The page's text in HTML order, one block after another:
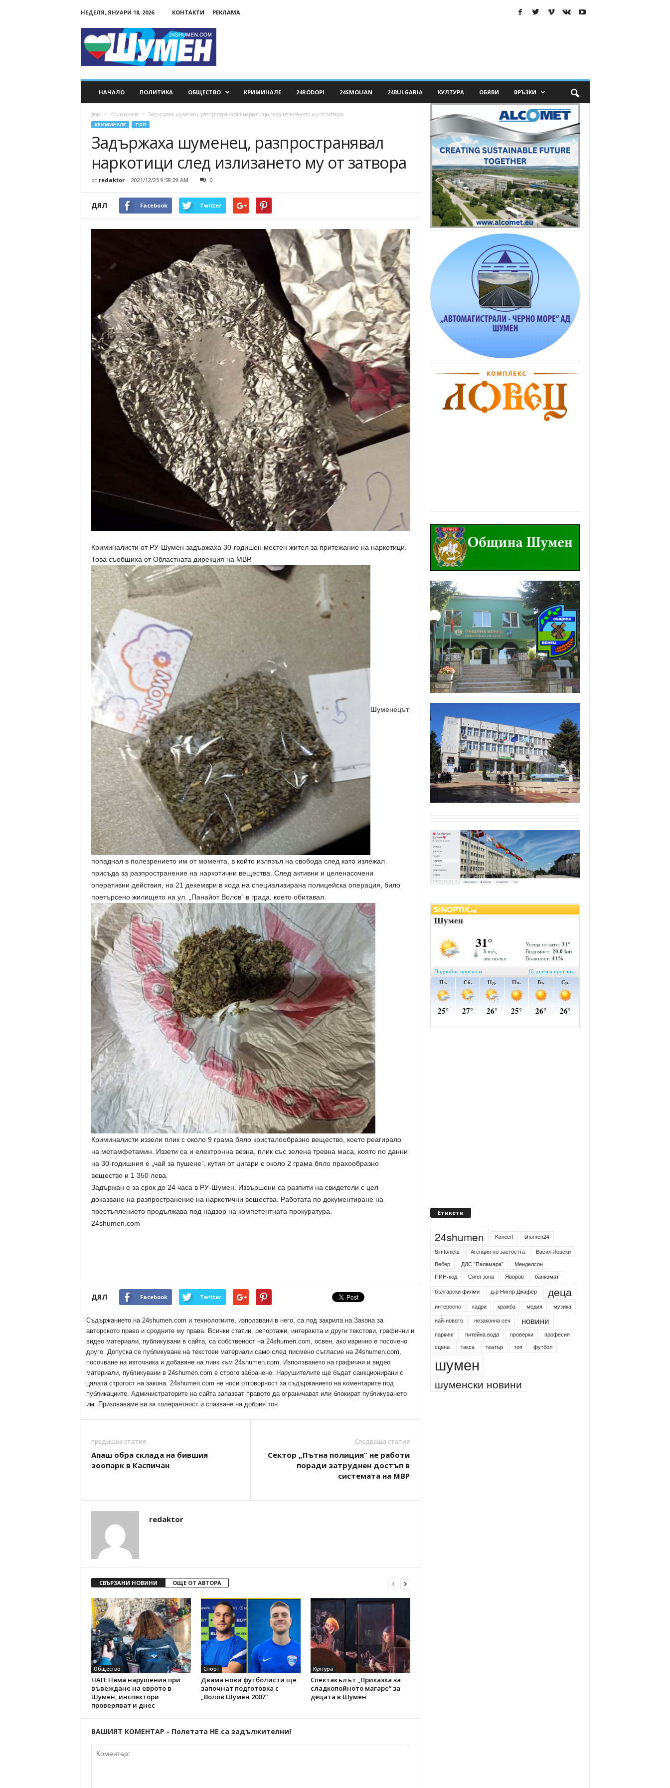
НЕДЕЛЯ, ЯНУАРИ 18, 2026 КОНТАКТИ РЕКЛАМА
НАЧАЛО ПОЛИТИКА ОБЩЕСТВО КРИМИНАЛЕ 24RODOPI 24SMOLIAN 24BULGARIA КУЛТУРА ОБЯВИ ВРЪЗКИ
дом Криминале Задържаха шуменец, разпространявал наркотици след излизането му от затвора
КРИМИНАЛЕ ТОП
Задържаха шуменец, разпространявал
наркотици след излизането му от затвора
от redaktor- 2021/12/23 9:58:29 AM 0
ДЯЛ Facebook Twitter
Криминалисти от РУ-Шумен задържаха 30-годишен местен жител за притежание на наркотици.
Това съобщиха от Областната дирекция на МВР.
Шуменецът
попаднал в полезрението им от момента, в който излязъл на свобода след като излежал
присъда за разпространение на наркотични вещества. След активни и целенасочени
оперативни действия, на 21 декември в хода на специализирана полицейска операция, било
претърсено жилището на ул. „Панайот Волов” в града, което обитавал.
Криминалисти иззели плик с около 9 грама бяло кристалообразно вещество, което реагирало
на метамфетамин. Иззети са и електронна везна, плик със зелена тревна маса, която по данни
на 30-годишния е „чай за пушене”, кутия от цигари с около 2 грама бяло прахообразно
вещество и 1 350 лева.
Задържан е за срок до 24 часа в РУ-Шумен. Извършени са разпити на свидетели с цел
доказване на разпространение на наркотични вещества. Работата по документиране на
престъплението продължава под надзор на компетентната прокуратура.
24shumen.com
ДЯЛ Facebook Twitter
Съдържанието на 24shumen.com и технологиите, използвани в него, са под закрила на Закона за
авторското право и сродните му права. Всички статии, репортажи, интервюта и други текстови, графични и
видео материали, публикувани в сайта, са собственост на 24shumen.com, освен, ако изрично е посочено
друго. Допуска се публикуване на текстови материали само след писмено съгласие на 24shumen.com,
посочване на източника и добавяне на линк към 24shumen.com. Използването на графични и видео
материали, публикувани в 24shumen.com е строго забранено. Нарушителите ще бъдат санкционирани с
цялата строгост на закона. 24shumen.com не носи отговорност за съдържанието на коментарите под
публикациите. Администраторите на сайта запазват правото да ограничават или блокират публикуването
им. Призоваваме ви за толерантност и спазване на добрия тон.
предишна статия
Апаш обра склада на бившия
зоопарк в Каспичан
Следваща статия
Сектор „Пътна полиция” не работи
поради затруднен достъп в
системата на МВР
redaktor
СВЪРЗАНИ НОВИНИ ОЩЕ ОТ АВТОРА
Общество
НАП: Няма нарушения при
въвеждане на еврото в
Шумен, инспектори
проверяват и днес
Спорт
Двама нови футболисти ще
започнат подготовка с
„Волов Шумен 2007“
Култура
Спектакълът „Приказка за
сладкопойното магаре“ за
децата в Шумен
ВАШИЯТ КОМЕНТАР - Полетата НЕ са задължителни!
Етикети
24shumen Koncert
shumen24
Simfonieta
Агенция по заетостта
Васил Левски
Вебер
ДЛС "Паламара"
Менделсон
ПИН-код
Синя зона Яворов
банкомат
български филми
д-р Нигяр Джафер деца
интересно кадри кражба медия
най-новото
незаконна сеч новини
паркинг питейна вода проверки
професия
сцена
такса
шумен